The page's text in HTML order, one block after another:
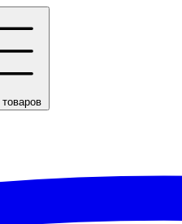
товаров